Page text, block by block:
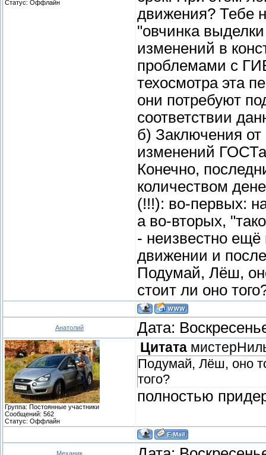
Статус: Оффлайн
движения? Тебе
"овчинка
изменений в
проблемами с
техосмотра эта
они потребуют
соответствии
б) Заключения
изменений
Конечно,
количеством
(!!!): во-первых:
а во-вторых,
- неизвестно ещё
движении и
Подумай, Лёш,
стоит ли оно
Анатолий Дата:
Группа: Постоянные участники
Сообщений: 562
Статус: Оффлайн
Цитата
Подумай, Лёш, оно
того?
полностью
Механик